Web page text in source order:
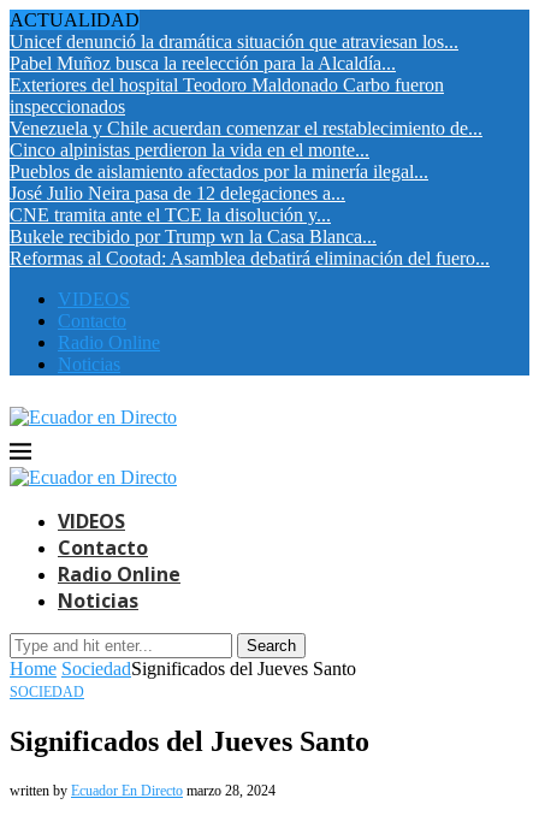
ACTUALIDAD
Unicef denunció la dramática situación que atraviesan los...
Pabel Muñoz busca la reelección para la Alcaldía...
Exteriores del hospital Teodoro Maldonado Carbo fueron
inspeccionados
Venezuela y Chile acuerdan comenzar el restablecimiento de...
Cinco alpinistas perdieron la vida en el monte...
Pueblos de aislamiento afectados por la minería ilegal...
José Julio Neira pasa de 12 delegaciones a...
CNE tramita ante el TCE la disolución y...
Bukele recibido por Trump wn la Casa Blanca...
Reformas al Cootad: Asamblea debatirá eliminación del fuero...
VIDEOS
Contacto
Radio Online
Noticias
VIDEOS
Contacto
Radio Online
Noticias
Search
Home SociedadSignificados del Jueves Santo
SOCIEDAD
Significados del Jueves Santo
written by Ecuador En Directo marzo 28, 2024